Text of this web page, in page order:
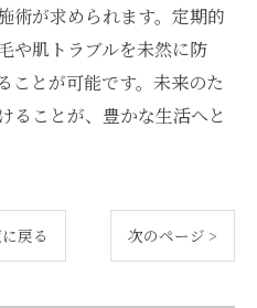
術が求められます。定期的
や肌トラブルを未然に防
ことが可能です。未来のた
ることが、豊かな生活へと
戻る 次のページ >